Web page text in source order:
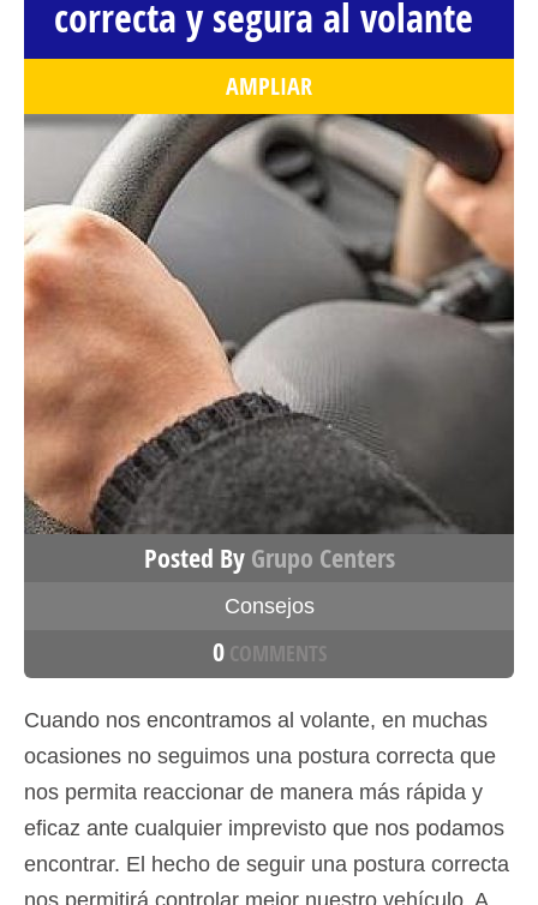
correcta y segura al volante
AMPLIAR
Posted By Grupo Centers
Consejos
0COMMENTS
Cuando nos encontramos al volante, en muchas
ocasiones no seguimos una postura correcta que
nos permita reaccionar de manera más rápida y
eficaz ante cualquier imprevisto que nos podamos
encontrar. El hecho de seguir una postura correcta
nos permitirá controlar mejor nuestro vehículo. A